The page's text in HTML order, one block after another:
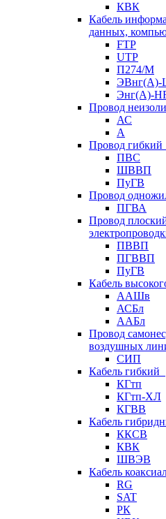
КВК
Кабель
данных,
FTP
UTP
П274/М
ЭВнг(А)-
Энг(А)-
Провод
АС
А
Провод гибкий
ПВС
ШВВП
ПуГВ
Провод
ПГВА
Провод
ПВВП
ПГВВП
ПуГВ
Кабель
ААШв
АСБл
ААБл
Провод
воздушных
СИП
Кабель гибкий
КГтп
КГтп-ХЛ
КГВВ
Кабель
ККСВ
КВК
ШВЭВ
Кабель
RG
SAT
РК